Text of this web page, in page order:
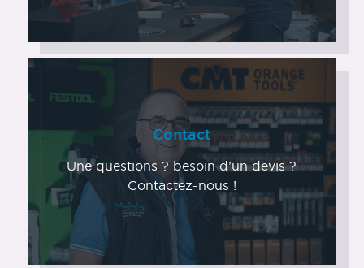
Contact
Une questions ? besoin d’un devis ?
Contactez-nous !